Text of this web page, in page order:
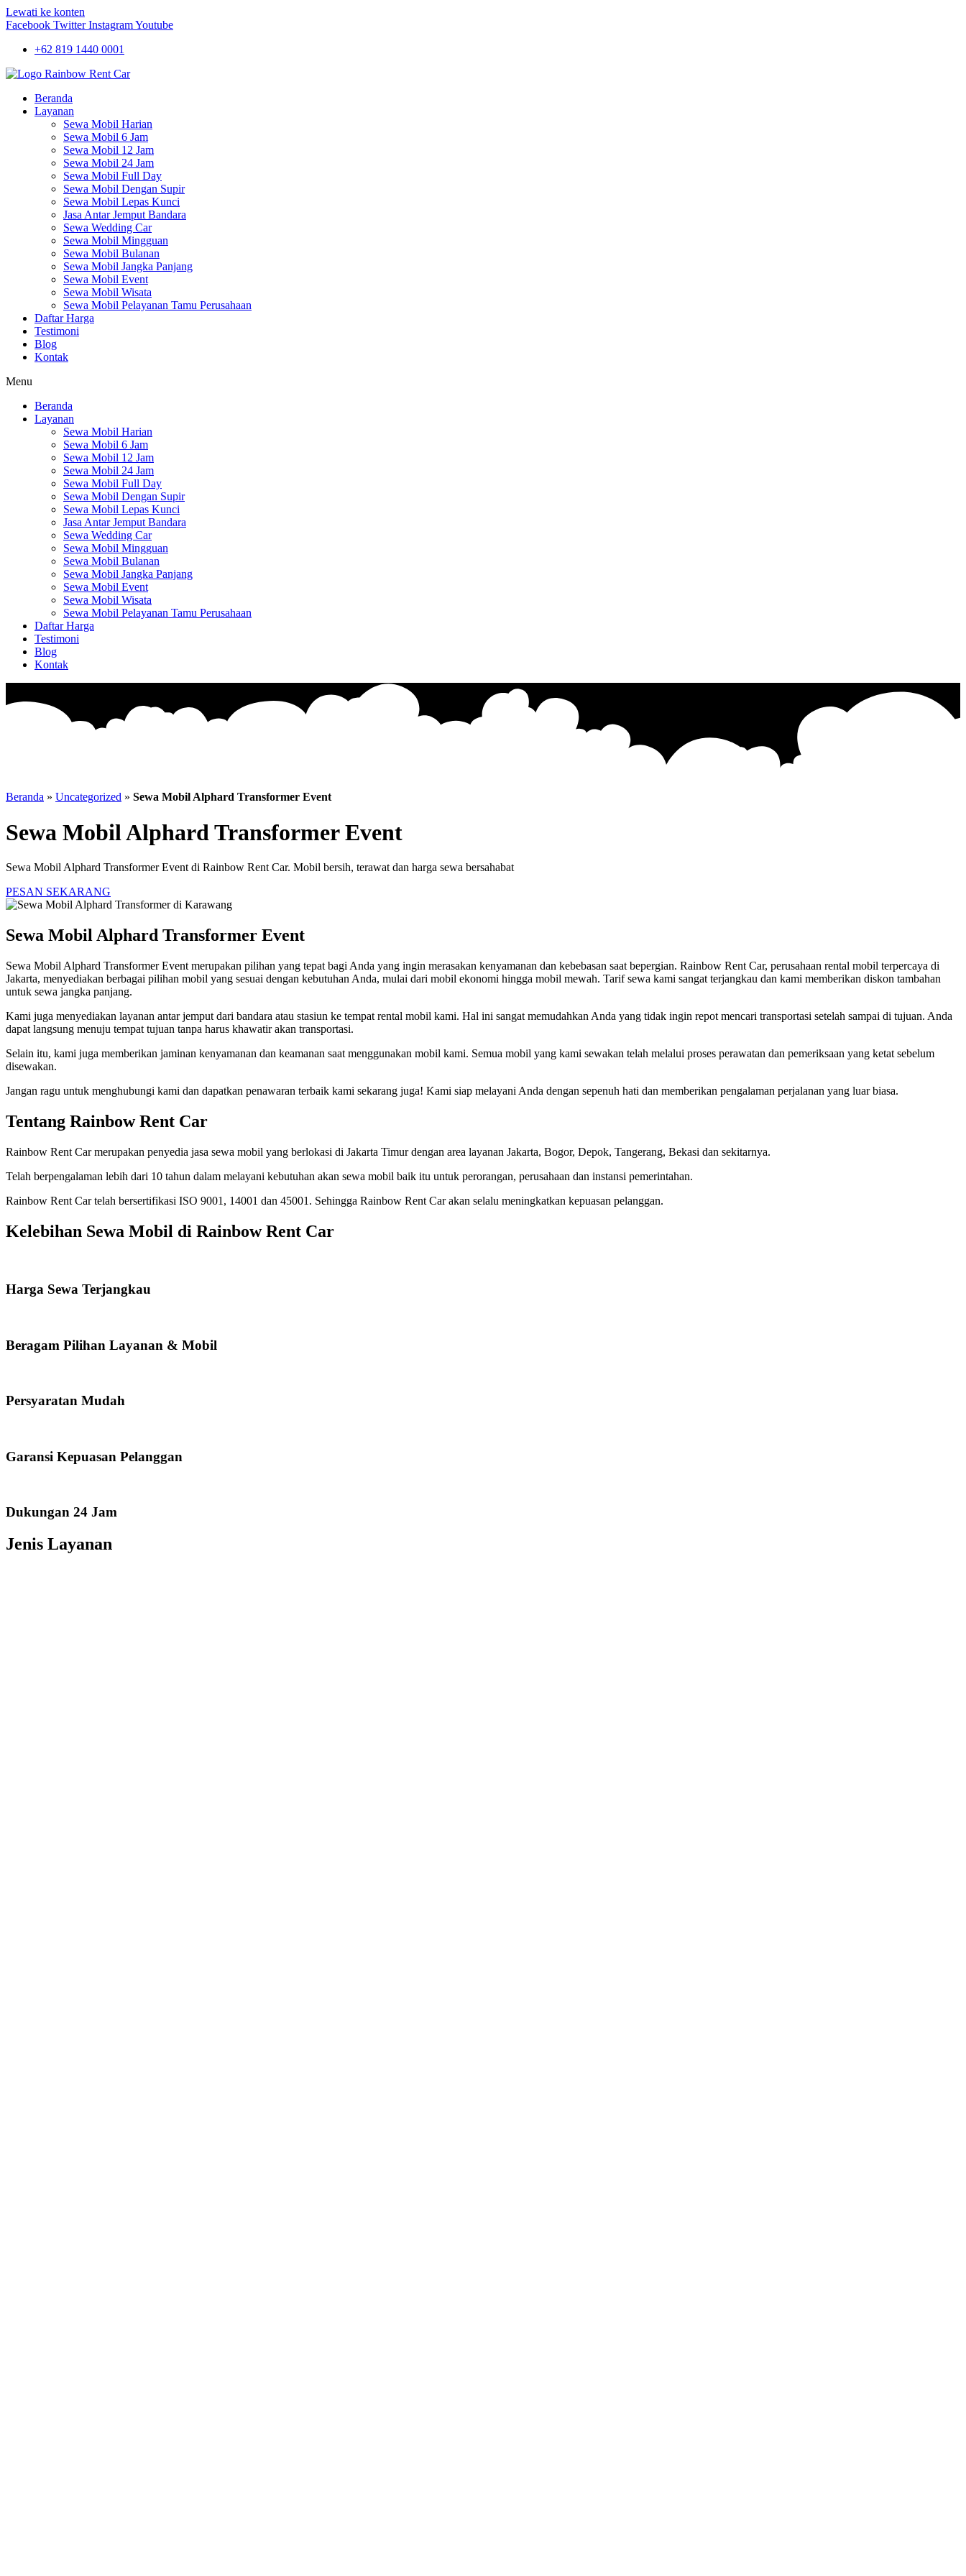
Lewati ke konten
Facebook Twitter InstagramYoutube
+62 819 1440 0001
Beranda
Layanan
Sewa Mobil Harian
Sewa Mobil 6 Jam
Sewa Mobil 12 Jam
Sewa Mobil 24 Jam
Sewa Mobil Full Day
Sewa Mobil Dengan Supir
Sewa Mobil Lepas Kunci
Jasa Antar Jemput Bandara
Sewa Wedding Car
Sewa Mobil Mingguan
Sewa Mobil Bulanan
Sewa Mobil Jangka Panjang
Sewa Mobil Event
Sewa Mobil Wisata
Sewa Mobil Pelayanan Tamu Perusahaan
Daftar Harga
Testimoni
Blog
Kontak
Menu
Beranda
Layanan
Sewa Mobil Harian
Sewa Mobil 6 Jam
Sewa Mobil 12 Jam
Sewa Mobil 24 Jam
Sewa Mobil Full Day
Sewa Mobil Dengan Supir
Sewa Mobil Lepas Kunci
Jasa Antar Jemput Bandara
Sewa Wedding Car
Sewa Mobil Mingguan
Sewa Mobil Bulanan
Sewa Mobil Jangka Panjang
Sewa Mobil Event
Sewa Mobil Wisata
Sewa Mobil Pelayanan Tamu Perusahaan
Daftar Harga
Testimoni
Blog
Kontak
Beranda » Uncategorized » Sewa Mobil Alphard Transformer Event
Sewa Mobil Alphard Transformer Event
Sewa Mobil Alphard Transformer Event di Rainbow Rent Car. Mobil bersih, terawat dan harga sewa bersahabat
PESAN SEKARANG
Sewa Mobil Alphard Transformer Event
Sewa Mobil Alphard Transformer Event merupakan pilihan yang tepat bagi Anda yang ingin merasakan kenyamanan dan kebebasan saat bepergian. Rainbow Rent Car, perusahaan rental mobil terpercaya di
Jakarta, menyediakan berbagai pilihan mobil yang sesuai dengan kebutuhan Anda, mulai dari mobil ekonomi hingga mobil mewah. Tarif sewa kami sangat terjangkau dan kami memberikan diskon tambahan
untuk sewa jangka panjang.
Kami juga menyediakan layanan antar jemput dari bandara atau stasiun ke tempat rental mobil kami. Hal ini sangat memudahkan Anda yang tidak ingin repot mencari transportasi setelah sampai di tujuan. Anda
dapat langsung menuju tempat tujuan tanpa harus khawatir akan transportasi.
Selain itu, kami juga memberikan jaminan kenyamanan dan keamanan saat menggunakan mobil kami. Semua mobil yang kami sewakan telah melalui proses perawatan dan pemeriksaan yang ketat sebelum
disewakan.
Jangan ragu untuk menghubungi kami dan dapatkan penawaran terbaik kami sekarang juga! Kami siap melayani Anda dengan sepenuh hati dan memberikan pengalaman perjalanan yang luar biasa.
Tentang Rainbow Rent Car
Rainbow Rent Car merupakan penyedia jasa sewa mobil yang berlokasi di Jakarta Timur dengan area layanan Jakarta, Bogor, Depok, Tangerang, Bekasi dan sekitarnya.
Telah berpengalaman lebih dari 10 tahun dalam melayani kebutuhan akan sewa mobil baik itu untuk perorangan, perusahaan dan instansi pemerintahan.
Rainbow Rent Car telah bersertifikasi ISO 9001, 14001 dan 45001. Sehingga Rainbow Rent Car akan selalu meningkatkan kepuasan pelanggan.
Kelebihan Sewa Mobil di Rainbow Rent Car
Harga Sewa Terjangkau
Beragam Pilihan Layanan & Mobil
Persyaratan Mudah
Garansi Kepuasan Pelanggan
Dukungan 24 Jam
Jenis Layanan